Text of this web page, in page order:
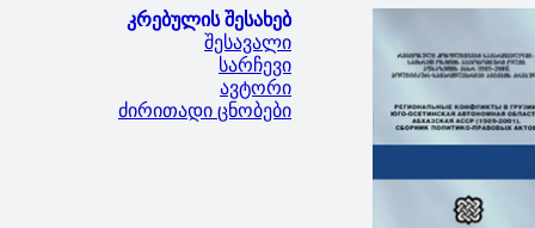
კრებულის შესახებ
შესავალი
სარჩევი
ავტორი
ძირითადი ცნობები